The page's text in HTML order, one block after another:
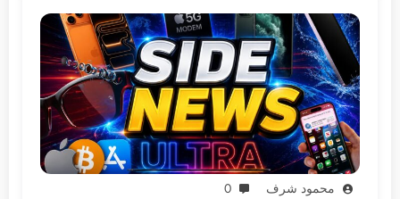
محمود شرف 0